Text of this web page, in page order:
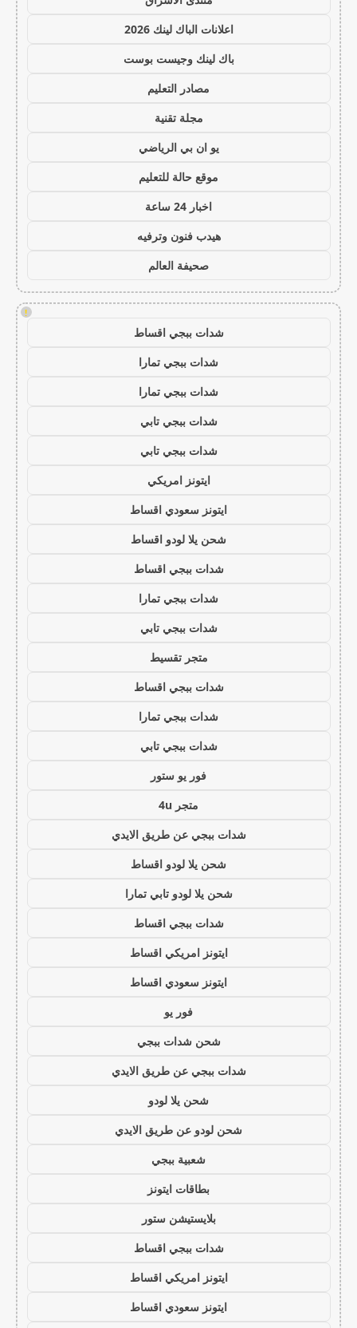
اعلانات الباك لينك 2026
باك لينك وجيست بوست
مصادر التعليم
مجلة تقنية
يو ان بي الرياضي
موقع حالة للتعليم
اخبار 24 ساعة
هيدب فنون وترفيه
صحيفة العالم
!
شدات ببجي اقساط
شدات ببجي تمارا
شدات ببجي تمارا
شدات ببجي تابي
شدات ببجي تابي
ايتونز امريكي
ايتونز سعودي اقساط
شحن يلا لودو اقساط
شدات ببجي اقساط
شدات ببجي تمارا
شدات ببجي تابي
متجر تقسيط
شدات ببجي اقساط
شدات ببجي تمارا
شدات ببجي تابي
فور يو ستور
متجر 4u
شدات ببجي عن طريق الايدي
شحن يلا لودو اقساط
شحن يلا لودو تابي تمارا
شدات ببجي اقساط
ايتونز امريكي اقساط
ايتونز سعودي اقساط
فور يو
شحن شدات ببجي
شدات ببجي عن طريق الايدي
شحن يلا لودو
شحن لودو عن طريق الايدي
شعبية ببجي
بطاقات ايتونز
بلايستيشن ستور
شدات ببجي اقساط
ايتونز امريكي اقساط
ايتونز سعودي اقساط